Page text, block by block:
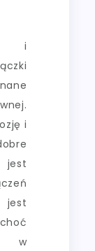
i
i
jest
w